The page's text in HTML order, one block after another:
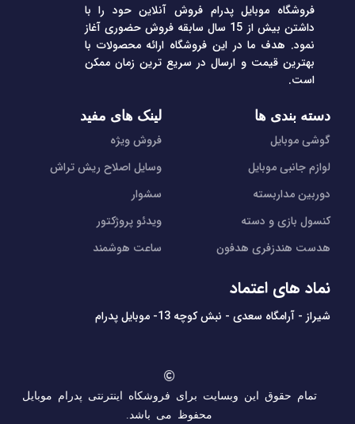
فروشگاه موبایل پدرام فروش آنلاین حود را با
داشتن بیش از 15 سال سابقه فروش حضوری آغاز
نمود. هدف ما در این فروشگاه ارائه محصولات با
بهترین قیمت و ارسال در سریع ترین زمان ممکن
است.
دسته بندی ها
گوشی موبایل
لوازم جانبی موبایل
دوربین مداربسته
کنسول بازی و دسته
هدست هندزفری هدفون
لینک های مفید
فروش ویژه
وسایل اصلاح ریش تراش
سشوار
ویدئو پروژکتور
ساعت هوشمند
نماد های اعتماد
شیراز - آرامگاه سعدی - نبش کوچه 13- موبایل پدرام
تمام حقوق این وبسایت برای فروشکاه اینترنتی پدرام موبایل
محفوظ می باشد.